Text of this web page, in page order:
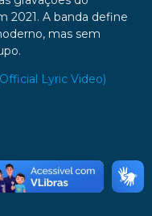
2021. A banda define
mas sem
Lyric Video)